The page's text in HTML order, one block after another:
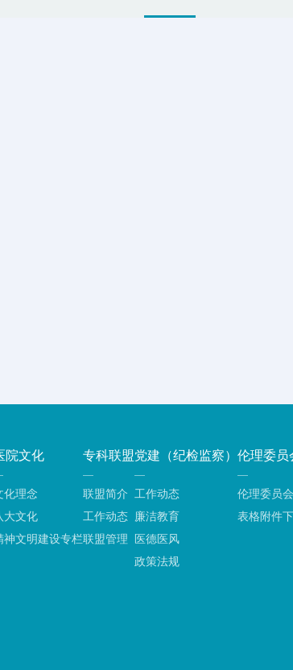
院文化
化理念
大文化
神文明建设专栏
专科联盟
联盟简介
工作动态
联盟管理
党建（纪检监察）
工作动态
廉洁教育
医德医风
政策法规
伦理委员
伦理委员
表格附件